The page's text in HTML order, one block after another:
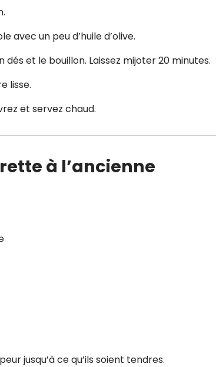
avec un peu d’huile d’olive.
et le bouillon. Laissez mijoter 20 minutes.
lisse.
et servez chaud.
à l’ancienne
jusqu’à ce qu’ils soient tendres.